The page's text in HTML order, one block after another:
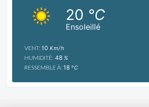
Ensoleillé
20 °C
VENT: 10 Km/h
HUMIDITÉ: 48 %
RESSEMBLE À: 18 °C